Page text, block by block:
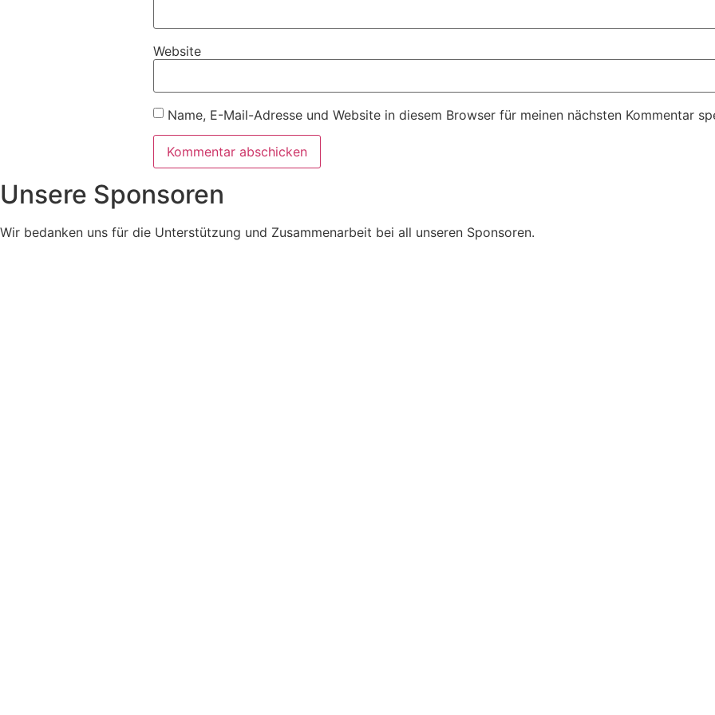
Website
Name, E-Mail-Adresse und Website in diesem Browser für meinen nächsten Kommentar
Unsere Sponsoren
Wir bedanken uns für die Unterstützung und Zusammenarbeit bei all unseren Sponsoren.